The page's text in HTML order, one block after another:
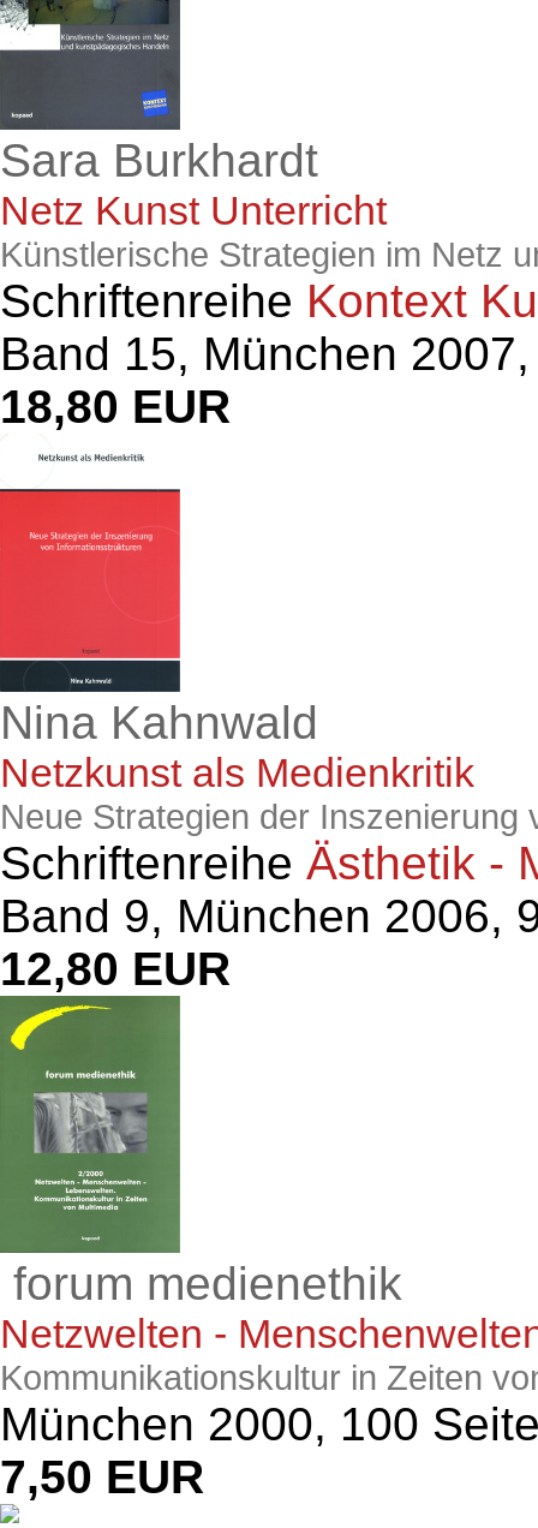
Sara Burkhardt
Netz Kunst Unterricht
Künstlerische Strategien im Netz
Schriftenreihe Kontext
Band 15, München
18,80 EUR
Nina Kahnwald
Netzkunst als Medienkritik
Neue Strategien der
Schriftenreihe Ästhetik -
Band 9, München 2006,
12,80 EUR
forum medienethik
Netzwelten -
Kommunikationskultur in Zeiten
München 2000, 100
7,50 EUR